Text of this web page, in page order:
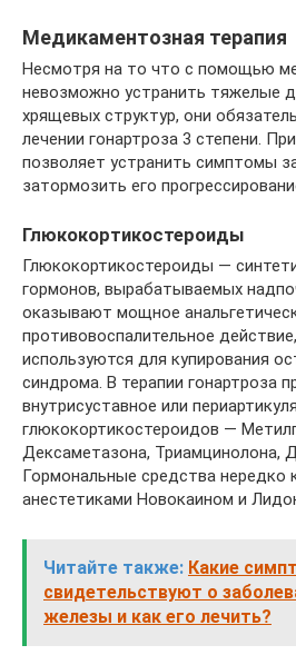
Медикаментозная терапия
Несмотря на то что с помощью
невозможно устранить тяжелые
хрящевых структур, они
лечении гонартроза 3 степени.
позволяет устранить симптомы
затормозить его
Глюкокортикостероиды
Глюкокортикостероиды —
гормонов, вырабатываемых
оказывают мощное
противовоспалительное
используются для купирования
синдрома. В терапии гонартроза
внутрисуставное или
глюкокортикостероидов —
Дексаметазона, Триамцинолона,
Гормональные средства нередко
анестетиками Новокаином и
Читайте также: Какие
свидетельствуют о
железы и как его лечить?